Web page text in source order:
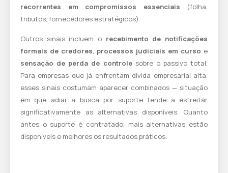
recorrentes em compromissos essenciais (folha,
tributos, fornecedores estratégicos).
Outros sinais incluem o recebimento de notificações
formais de credores, processos judiciais em curso e
sensação de perda de controlesobre o passivo total.
Para empresas que já enfrentam dívida empresarial alta,
esses sinais costumam aparecer combinados — situação
em que adiar a busca por suporte tende a estreitar
significativamente as alternativas disponíveis. Quanto
antes o suporte é contratado, mais alternativas estão
disponíveis e melhores os resultados práticos.